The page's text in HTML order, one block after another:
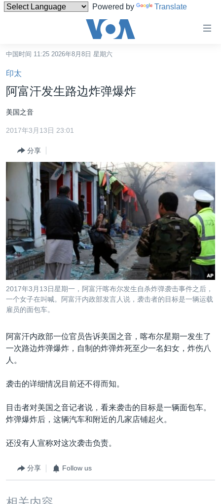
Powered by Translate
碍
链
接
跳
转
内
航
到
检
索
台湾
港澳
国际
最新国际新闻
印太
中东
欧洲
非洲
美洲
全球议题
分类新闻
经济·金融·贸易
人权·法律·宗教
科教·文娱·体健
军事
劳工
环境
美中关系
热点专题
白宫要闻
国会报道
美中关系
美国建国250周年
埃博拉疫情
美国之音专访
重要讲话与声明
台海两岸关系
关注西藏
关注新疆
GEN Z 看美国
VOA视频
VOA今日焦点
中文广播
关注我们
其他语言网站
中国时间 11:25 2026年8月8日 星期六
印太
阿富汗发生路边炸弹爆炸
美国之音
2017年3月13日 23:01
分享
2017年3月13日星期一，阿富汗喀布尔发生自杀炸弹袭击事件之后，
一个女子在叫喊。阿富汗内政部发言人说，袭击者的目标是一辆运载
雇员的面包车。
阿富汗内政部一位官员告诉美国之音，喀布尔星期一发生了
一次路边炸弹爆炸，自制的炸弹炸死至少一名妇女，炸伤八
人。
袭击的详细情况目前还不得而知。
目击者对美国之音记者说，看来袭击的目标是一辆面包车。
炸弹爆炸后，这辆汽车和附近的几家店铺起火。
还没有人宣称对这次袭击负责。
分享 Follow us